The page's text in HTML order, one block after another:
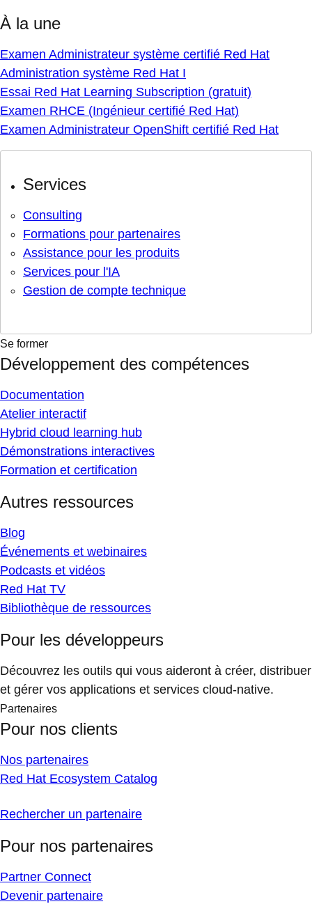
À la une
Examen Administrateur système certifié Red Hat
Administration système Red Hat I
Essai Red Hat Learning Subscription (gratuit)
Examen RHCE (Ingénieur certifié Red Hat)
Examen Administrateur OpenShift certifié Red Hat
Services
Consulting
Formations pour partenaires
Assistance pour les produits
Services pour l'IA
Gestion de compte technique
Se former
Développement des compétences
Documentation
Atelier interactif
Hybrid cloud learning hub
Démonstrations interactives
Formation et certification
Autres ressources
Blog
Événements et webinaires
Podcasts et vidéos
Red Hat TV
Bibliothèque de ressources
Pour les développeurs
Découvrez les outils qui vous aideront à créer, distribuer
et gérer vos applications et services cloud-native.
Partenaires
Pour nos clients
Nos partenaires
Red Hat Ecosystem Catalog
Rechercher un partenaire
Pour nos partenaires
Partner Connect
Devenir partenaire